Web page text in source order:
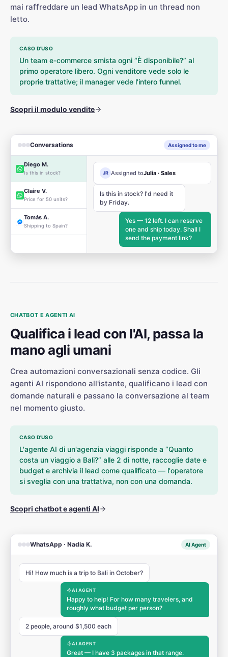
mai raffreddare un lead WhatsApp in un thread non
letto.
CASO D'USO
Un team e-commerce smista ogni “È disponibile?” al
primo operatore libero. Ogni venditore vede solo le
proprie trattative; il manager vede l'intero funnel.
Scopri il modulo vendite
Conversations Assigned to me
Diego M.
Is this in stock?
Claire V.
Price for 50 units?
Tomás A.
Shipping to Spain?
JR Assigned toJulia · Sales
Is this in stock? I'd need it
by Friday.
Yes — 12 left. I can reserve
one and ship today. Shall I
send the payment link?
CHATBOT E AGENTI AI
Qualifica i lead con l'AI, passa la
mano agli umani
Crea automazioni conversazionali senza codice. Gli
agenti AI rispondono all'istante, qualificano i lead con
domande naturali e passano la conversazione al team
nel momento giusto.
CASO D'USO
L'agente AI di un'agenzia viaggi risponde a “Quanto
costa un viaggio a Bali?” alle 2 di notte, raccoglie date e
budget e archivia il lead come qualificato — l'operatore
si sveglia con una trattativa, non con una domanda.
Scopri chatbot e agenti AI
WhatsApp · Nadia K. AI Agent
Hi! How much is a trip to Bali in October?
AI AGENT
Happy to help! For how many travelers, and
roughly what budget per person?
2 people, around $1,500 each
AI AGENT
Great — I have 3 packages in that range.